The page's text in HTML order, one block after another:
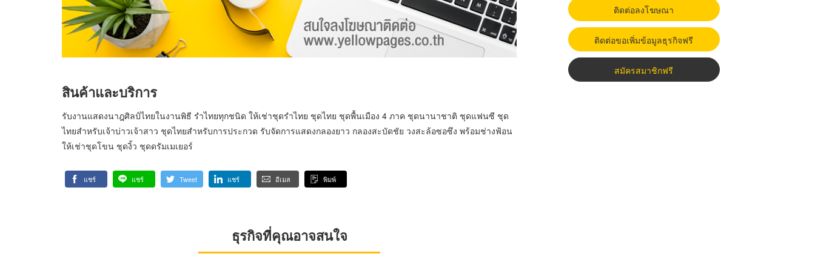
สินค้าและบริการ
รับงานแสดงนาฎศิลป์ไทยในงานพิธี รำไทยทุกชนิด ให้เช่าชุดรำไทย ชุดไทย ชุดพื้นเมือง 4 ภาค ชุดนานาชาติ ชุดแฟนซี ชุด
ไทยสำหรับเจ้าบ่าวเจ้าสาว ชุดไทยสำหรับการประกวด รับจัดการแสดงกลองยาว กลองสะบัดชัย วงสะล้อซอซึง พร้อมช่างฟ้อน
ให้เช่าชุดโขน ชุดงิ้ว ชุดดรัมเมเยอร์
แชร์ แชร์ Tweet แชร์ อีเมล พิมพ์
ธุรกิจที่คุณอาจสนใจ
ติดต่อลงโฆษณา
ติดต่อขอเพิ่มข้อมูลธุรกิจฟรี
สมัครสมาชิกฟรี